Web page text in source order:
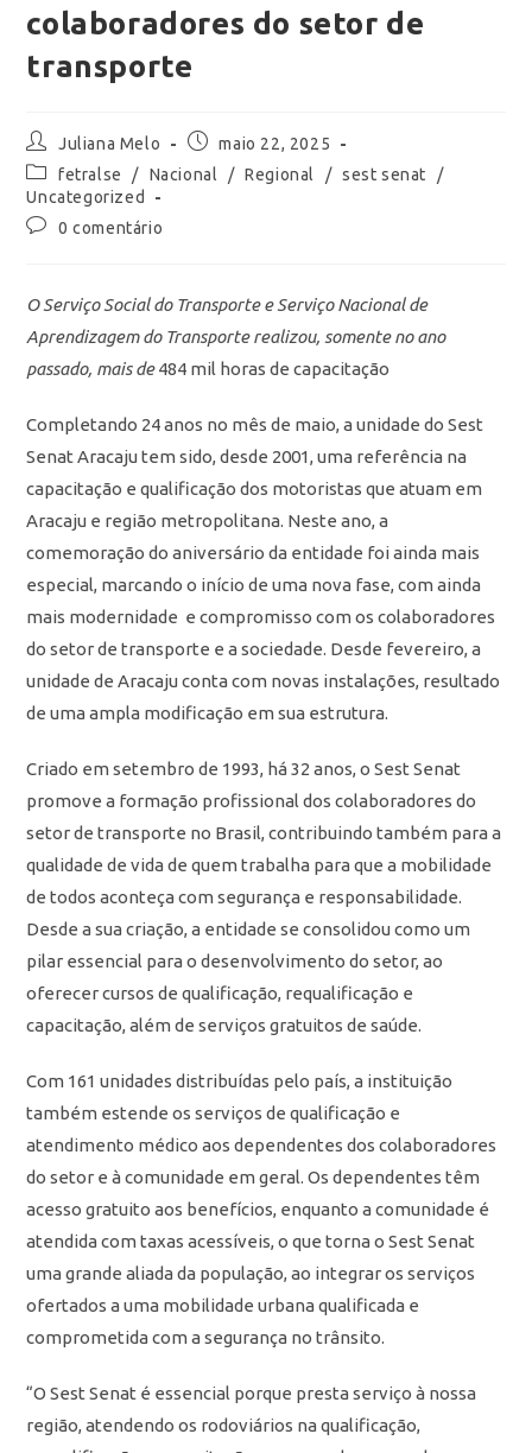
colaboradores do setor de
transporte
Juliana Melo
maio 22, 2025
fetralse
/ Nacional / Regional / sest senat
/
Uncategorized
0 comentário
O Serviço Social do Transporte e Serviço Nacional de
Aprendizagem do Transporte realizou, somente no ano
passado, mais de484 mil horas de capacitação
Completando 24 anos no mês de maio, a unidade do Sest
Senat Aracaju tem sido, desde 2001, uma referência na
capacitação e qualificação dos motoristas que atuam em
Aracaju e região metropolitana. Neste ano, a
comemoração do aniversário da entidade foi ainda mais
especial, marcando o início de uma nova fase, com ainda
mais modernidade e compromisso com os colaboradores
do setor de transporte e a sociedade. Desde fevereiro, a
unidade de Aracaju conta com novas instalações, resultado
de uma ampla modificação em sua estrutura.
Criado em setembro de 1993, há 32 anos, o Sest Senat
promove a formação profissional dos colaboradores do
setor de transporte no Brasil, contribuindo também para a
qualidade de vida de quem trabalha para que a mobilidade
de todos aconteça com segurança e responsabilidade.
Desde a sua criação, a entidade se consolidou como um
pilar essencial para o desenvolvimento do setor, ao
oferecer cursos de qualificação, requalificação e
capacitação, além de serviços gratuitos de saúde.
Com 161 unidades distribuídas pelo país, a instituição
também estende os serviços de qualificação e
atendimento médico aos dependentes dos colaboradores
do setor e à comunidade em geral. Os dependentes têm
acesso gratuito aos benefícios, enquanto a comunidade é
atendida com taxas acessíveis, o que torna o Sest Senat
uma grande aliada da população, ao integrar os serviços
ofertados a uma mobilidade urbana qualificada e
comprometida com a segurança no trânsito.
“O Sest Senat é essencial porque presta serviço à nossa
região, atendendo os rodoviários na qualificação,